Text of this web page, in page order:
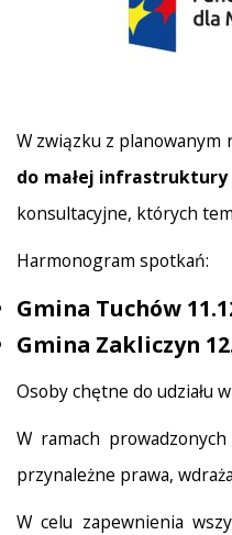
W związku z planowanym
do małej
konsultacyjne, których
Harmonogram spotkań:
Gmina Tuchów
Gmina Zakliczyn
Osoby chętne do udziału
W ramach
przynależne prawa,
W celu zapewnienia